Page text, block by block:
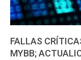
FALLAS
MYBB;